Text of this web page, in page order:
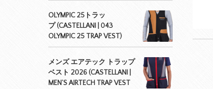
OLYMPIC 25トラッ
プ (CASTELLANI | 043
OLYMPIC 25 TRAP VEST)
メンズ エアテック トラップ
ベスト 2026 (CASTELLANI |
MEN’S AIRTECH TRAP VEST